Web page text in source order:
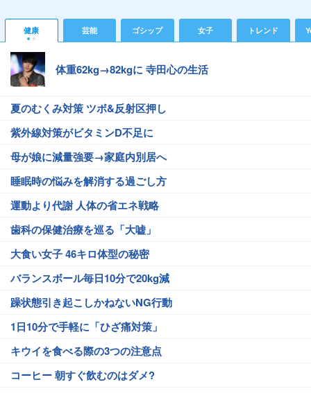
健康 芸能 ゴシップ 女子 トレンド
体重62kg→82kgに 寺田心の生活
夏のむくみ対策 ツボ&反射区押し
紫外線対策がビタミンD不足に
母が娘に減量強要→家庭内別居へ
睡眠時の悩みを解消する過ごし方
運動より代謝 人体の省エネ戦略
歯科の保健治療を巡る「大嘘」
大食い女子 46キロ体型の秘密
バランスボール毎日10分で20kg減
躁状態引き起こしかねないNG行動
1日10分で手軽に「ひざ痛対策」
キウイを食べる際の3つの注意点
コーヒー 朝すぐ飲むのはダメ?